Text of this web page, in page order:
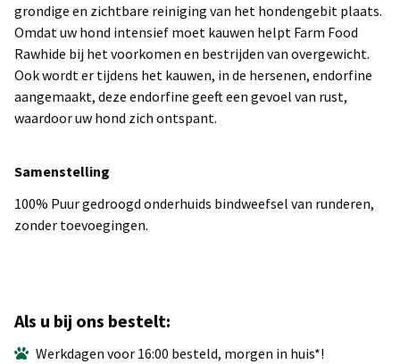
grondige en zichtbare reiniging van het hondengebit plaats.
Omdat uw hond intensief moet kauwen helpt Farm Food
Rawhide bij het voorkomen en bestrijden van overgewicht.
Ook wordt er tijdens het kauwen, in de hersenen, endorfine
aangemaakt, deze endorfine geeft een gevoel van rust,
waardoor uw hond zich ontspant.
Samenstelling
100% Puur gedroogd onderhuids bindweefsel van runderen,
zonder toevoegingen.
Als u bij ons bestelt:
Werkdagen voor 16:00 besteld, morgen in huis*!